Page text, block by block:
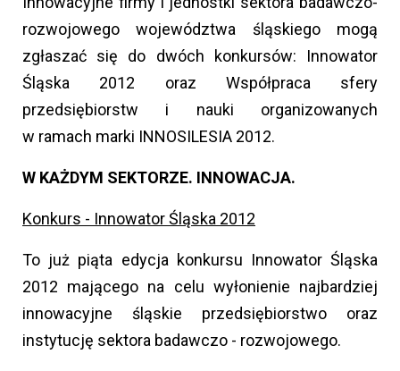
rozwojowego województwa śląskiego mogą
zgłaszać się do dwóch konkursów: Innowator
Śląska 2012 oraz Współpraca sfery
przedsiębiorstw i nauki organizowanych
w ramach marki INNOSILESIA 2012.
W KAŻDYM SEKTORZE. INNOWACJA.
Konkurs - Innowator Śląska 2012
To już piąta edycja konkursu Innowator Śląska
2012 mającego na celu wyłonienie najbardziej
innowacyjne śląskie przedsiębiorstwo oraz
instytucję sektora badawczo - rozwojowego.